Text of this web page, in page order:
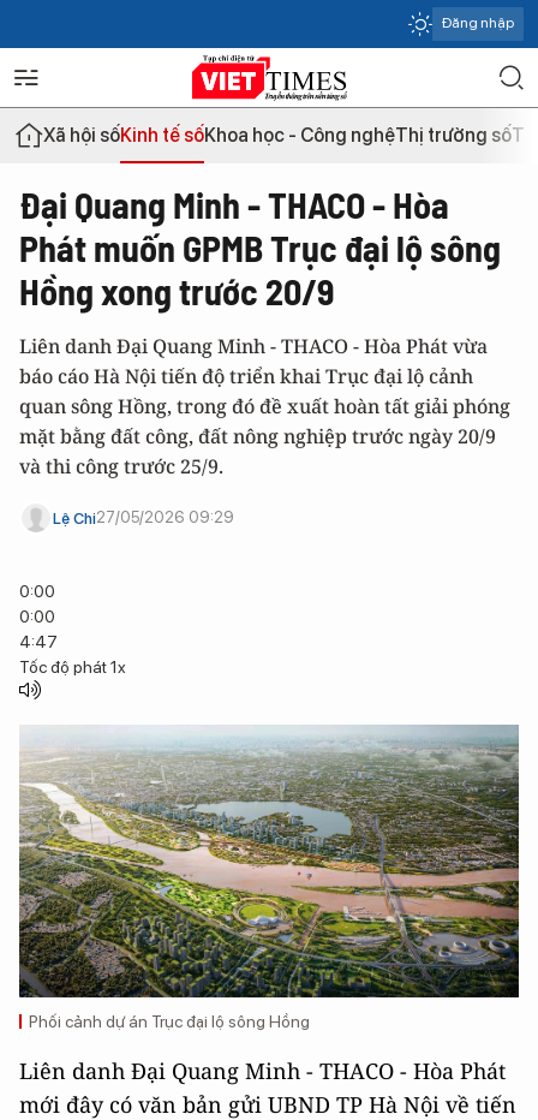
Đăng nhập
Xã hội sốKinh tế sốKhoa học - Công nghệThị trường số
Đại Quang Minh - THACO - Hòa
Phát muốn GPMB Trục đại lộ sông
Hồng xong trước 20/9
Liên danh Đại Quang Minh - THACO - Hòa Phát vừa
báo cáo Hà Nội tiến độ triển khai Trục đại lộ cảnh
quan sông Hồng, trong đó đề xuất hoàn tất giải phóng
mặt bằng đất công, đất nông nghiệp trước ngày 20/9
và thi công trước 25/9.
Lệ Chi27/05/2026 09:29
0:00
0:00
4:47
Tốc độ phát1x
Phối cảnh dự án Trục đại lộ sông Hồng
Liên danh Đại Quang Minh - THACO - Hòa Phát
mới đây có văn bản gửi UBND TP Hà Nội về tiến